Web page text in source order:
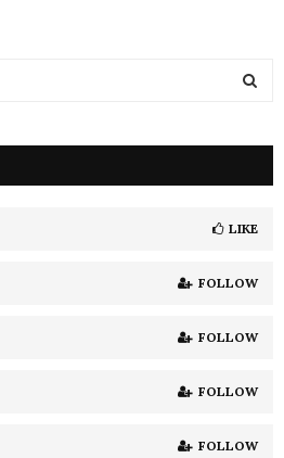
H
LIKE
FOLLOW
FOLLOW
FOLLOW
FOLLOW